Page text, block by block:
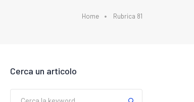
Home Rubrica 81
Cerca un articolo